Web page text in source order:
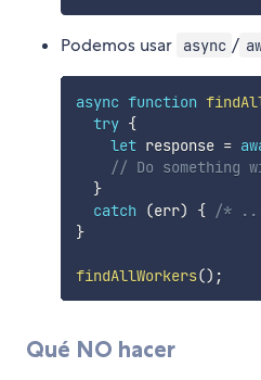
Podemos usar async /
async function
try {
let response =
// Do something
}
catch
(err) { /*
}
findAllWorkers() ;
Qué NO hacer